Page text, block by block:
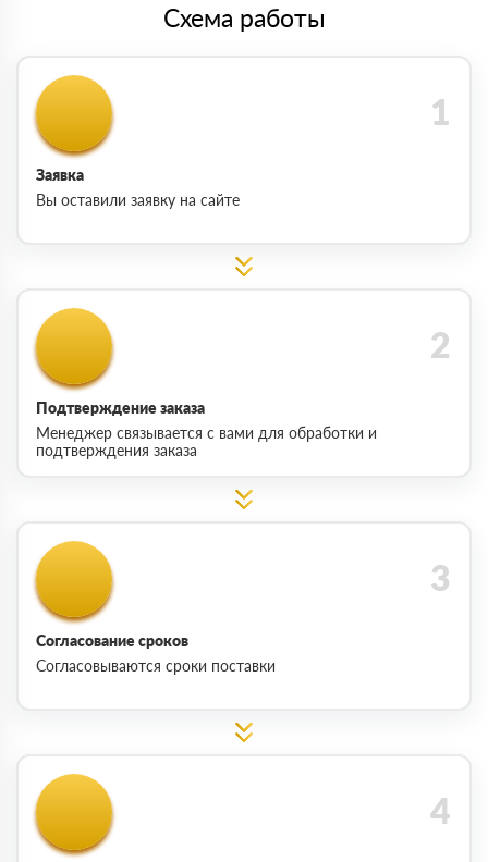
Схема работы
Заявка
Вы оставили заявку на сайте
Подтверждение заказа
Менеджер связывается с вами для обработки и
подтверждения заказа
Согласование сроков
Согласовываются сроки поставки